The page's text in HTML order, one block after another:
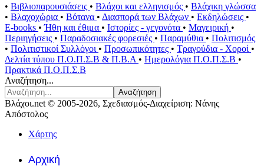
• Βιβλιοπαρουσιάσεις • Βλάχοι και ελληνισμός • Βλάχικη γλώσσα
• Βλαχοχώρια • Βότανα • Διασπορά των Βλάχων • Εκδηλώσεις •
E-books •Ήθη και έθιμα • Ιστορίες - γεγονότα • Μαγειρική •
Περιηγήσεις • Παραδοσιακές φορεσιές • Παραμύθια • Πολιτισμός
• Πολιτιστικοί Συλλόγοι • Προσωπικότητες • Τραγούδια - Χοροί •
Δελτία τύπου Π.Ο.Π.Σ.Β & Π.Β.Α • Ημερολόγια Π.Ο.Π.Σ.Β •
Πρακτικά Π.Ο.Π.Σ.Β
Αναζήτηση...
Αναζήτηση
Βλάχοι.net © 2005-2026, Σχεδιασμός-Διαχείριση: Νάνης
Απόστολος
Χάρτης
Αρχική